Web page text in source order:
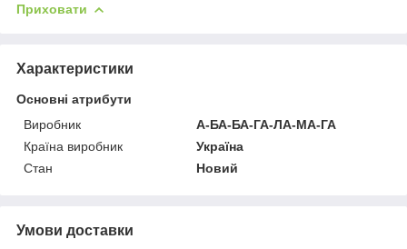
Приховати
Характеристики
Основні атрибути
Виробник
А-БА-БА-ГА-ЛА-МА-ГА
Країна виробник
Україна
Стан
Новий
Умови доставки